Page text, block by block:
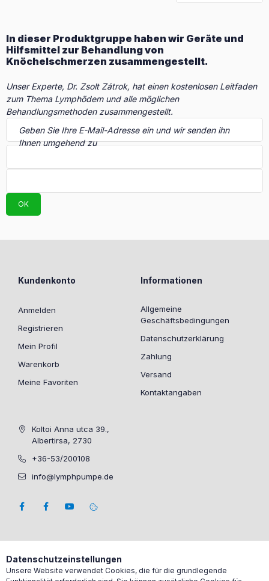
In dieser Produktgruppe haben wir Geräte und
Hilfsmittel zur Behandlung von
Knöchelschmerzen zusammengestellt.
Unser Experte, Dr. Zsolt Zátrok, hat einen kostenlosen Leitfaden
zum Thema Lymphödem und alle möglichen
Behandlungsmethoden zusammengestellt.
Geben Sie Ihre E-Mail-Adresse ein und wir senden ihn
Ihnen umgehend zu
OK
Kundenkonto
Anmelden
Registrieren
Mein Profil
Warenkorb
Meine Favoriten
Informationen
Allgemeine
Geschäftsbedingungen
Datenschutzerklärung
Zahlung
Versand
Kontaktangaben
Koltoi Anna utca 39.,
Albertirsa, 2730
+36-53/200108
info@lymphpumpe.de
Datenschutzeinstellungen
Unsere Website verwendet Cookies, die für die grundlegende